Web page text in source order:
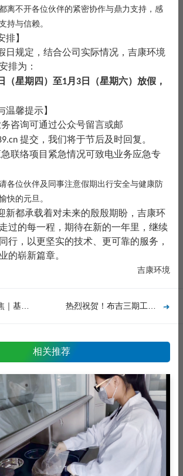
离不开各位伙伴的紧密协作与鼎力支持，感
持与信赖。
排】
日规定，结合公司实际情况，吉康环境
排为：
（星期四）至1月3 日（星期六）放假，
温馨提示】
务咨询可通过公众号留言或邮
提交，我们将于节后及时回复。
急联络项目紧急情况可致电业务应急专
请各位伙伴及同事注意假期出行安全与健康防
快的元旦。
新都承载着对未来的殷殷期盼，吉康环
过的每一程，期待在新的一年里，继续
行，以更坚实的技术、更可靠的服务，
的崭新篇章。
吉康环境
相关推荐